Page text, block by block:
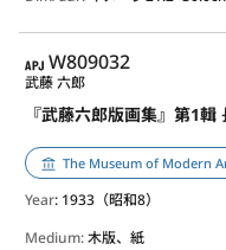
APJ
W809032
『武藤六郎版画集』第1輯
武藤 六郎
The Museum of Modern
Year: 1933（昭和8）
Medium:木版、紙